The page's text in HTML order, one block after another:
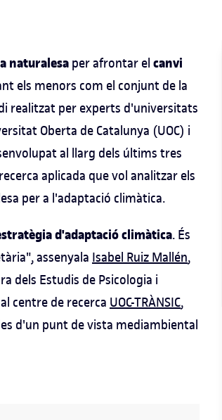
naturalesa per afrontar el canvi
els menors com el conjunt de la
realitzat per experts d'universitats
Oberta de Catalunya (UOC) i
al llarg dels últims tres
aplicada que vol analitzar els
per a l'adaptació climàtica.
d'adaptació climàtica. És
assenyala Isabel Ruiz Mallén,
dels Estudis de Psicologia i
centre de recerca UOC-TRÀNSIC,
d'un punt de vista mediambiental